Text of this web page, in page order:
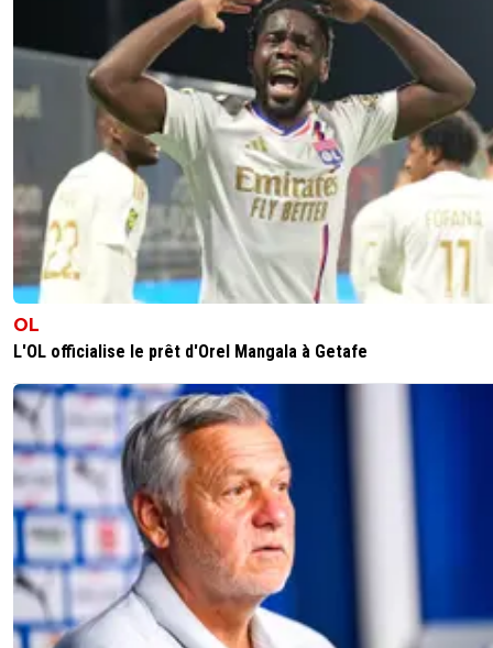
OL
L'OL officialise le prêt d'Orel Mangala à Getafe